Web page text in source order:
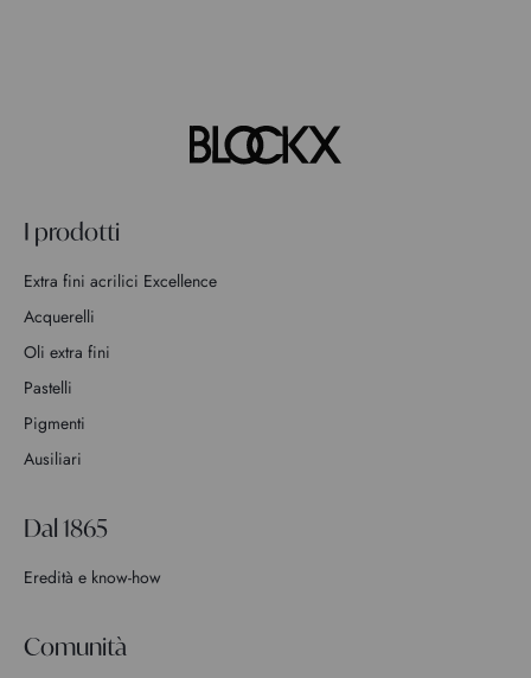
I prodotti
Extra fini acrilici Excellence
Acquerelli
Oli extra fini
Pastelli
Pigmenti
Ausiliari
Dal 1865
Eredità e know-how
Comunità